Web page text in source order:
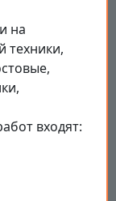
на
техники,
входят: